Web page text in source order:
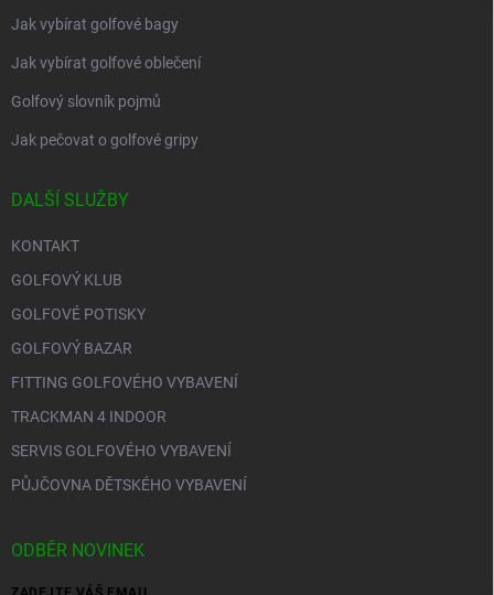
Jak vybírat golfové bagy
Jak vybírat golfové oblečení
Golfový slovník pojmů
Jak pečovat o golfové gripy
DALŠÍ SLUŽBY
KONTAKT
GOLFOVÝ KLUB
GOLFOVÉ POTISKY
GOLFOVÝ BAZAR
FITTING GOLFOVÉHO VYBAVENÍ
TRACKMAN 4 INDOOR
SERVIS GOLFOVÉHO VYBAVENÍ
PŮJČOVNA DĚTSKÉHO VYBAVENÍ
ODBĚR NOVINEK